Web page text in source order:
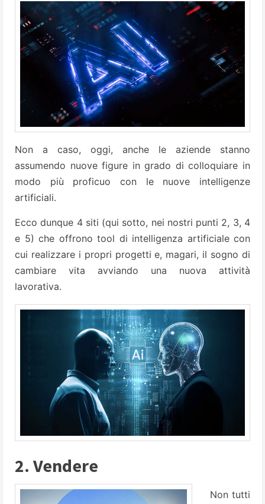
Non a caso, oggi, anche le aziende stanno
assumendo nuove figure in grado di colloquiare in
modo più proficuo con le nuove intelligenze
artificiali.
Ecco dunque 4 siti (qui sotto, nei nostri punti 2, 3, 4
e 5) che offrono tool di intelligenza artificiale con
cui realizzare i propri progetti e, magari, il sogno di
cambiare vita avviando una nuova attività
lavorativa.
2. Vendere
Non tutti